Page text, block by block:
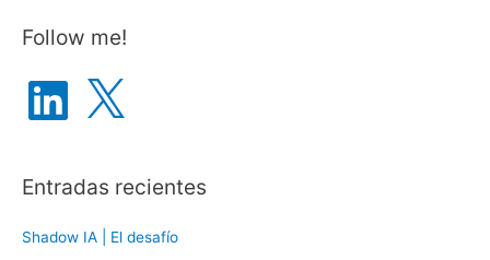
c
p
r
Follow me!
L
n
Entradas recientes
Shadow IA | El desafío